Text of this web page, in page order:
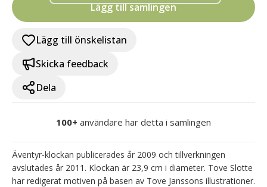
Lägg till samlingen
Lägg till önskelistan
Skicka feedback
Dela
100+ användare har detta i samlingen
Äventyr-klockan publicerades år 2009 och tillverkningen
avslutades år 2011. Klockan är 23,9 cm i diameter. Tove Slotte
har redigerat motiven på basen av Tove Janssons illustrationer.